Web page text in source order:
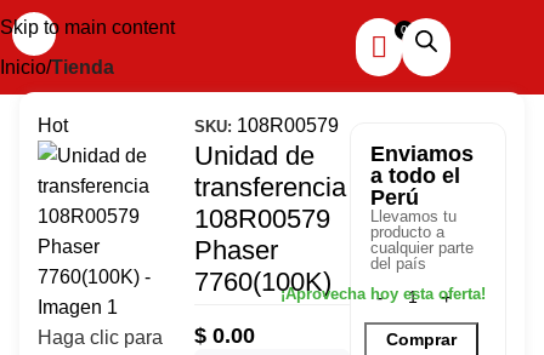
Skip to main content
Inicio Tienda
Hot
Haga clic para
SKU: 108R00579
Unidad de
transferencia
108R00579
Phaser
7760(100K)
$0.00
Enviamos
a todo el
Perú
Llevamos tu
producto a
cualquier parte
del país
Comprar